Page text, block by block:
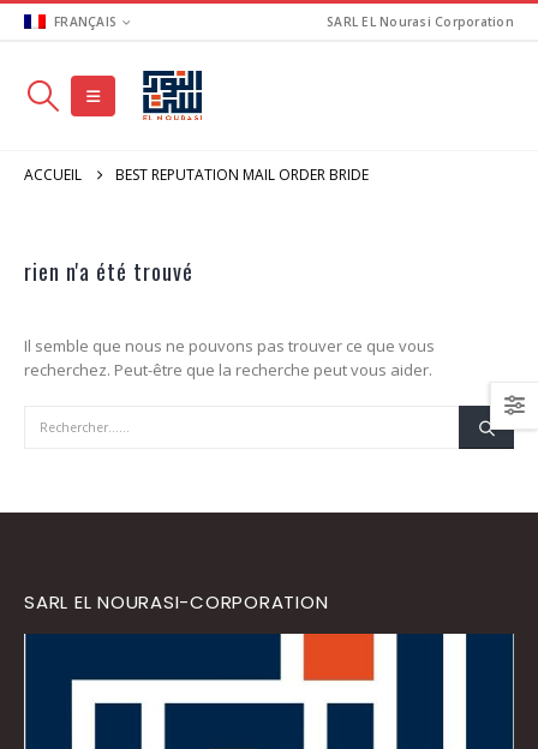
FRANÇAIS SARL EL Nourasi Corporation
ACCUEIL BEST REPUTATION MAIL ORDER BRIDE
rien n'a été trouvé
Il semble que nous ne pouvons pas trouver ce que vous
recherchez. Peut-être que la recherche peut vous aider.
SARL EL NOURASI-CORPORATION